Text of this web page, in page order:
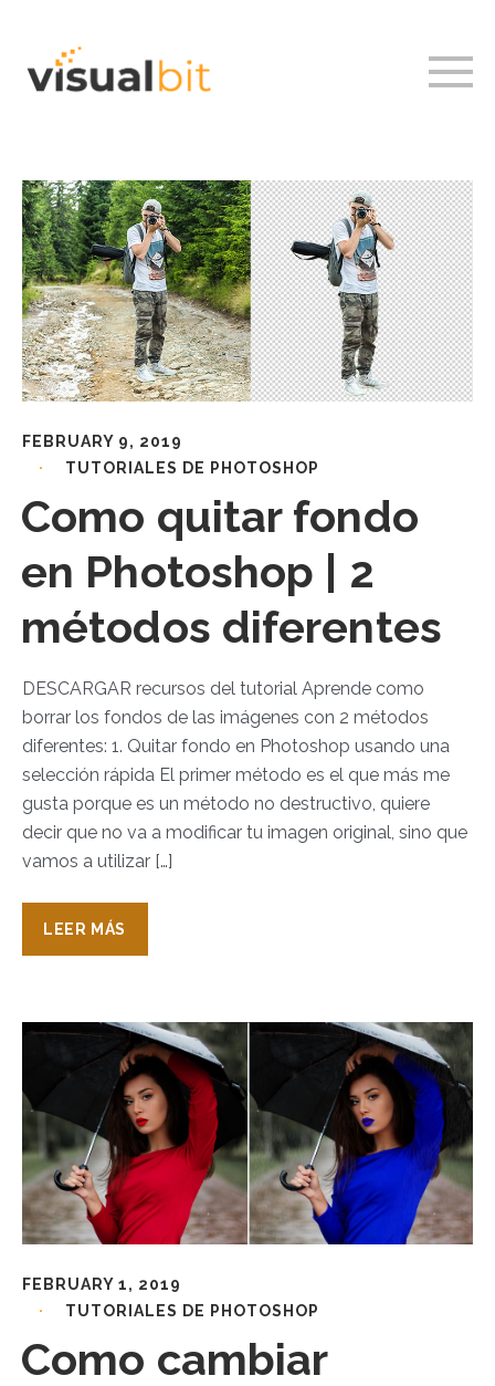
FEBRUARY 9, 2019
TUTORIALES DE PHOTOSHOP
Como quitar fondo
en Photoshop | 2
métodos diferentes
DESCARGAR recursos del tutorial Aprende como
borrar los fondos de las imágenes con 2 métodos
diferentes: 1. Quitar fondo en Photoshop usando una
selección rápida El primer método es el que más me
gusta porque es un método no destructivo, quiere
decir que no va a modificar tu imagen original, sino que
vamos a utilizar […]
LEER MÁS
FEBRUARY 1, 2019
TUTORIALES DE PHOTOSHOP
Como cambiar